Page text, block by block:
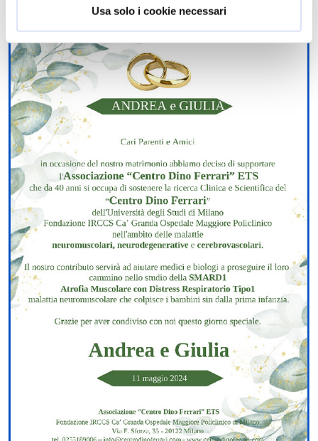
Usa solo i cookie necessari